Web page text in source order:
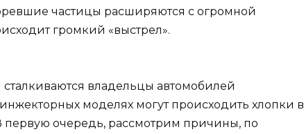
частицы расширяются с огромной
громкий «выстрел».
владельцы автомобилей
моделях могут происходить хлопки в
первую очередь, рассмотрим причины, по